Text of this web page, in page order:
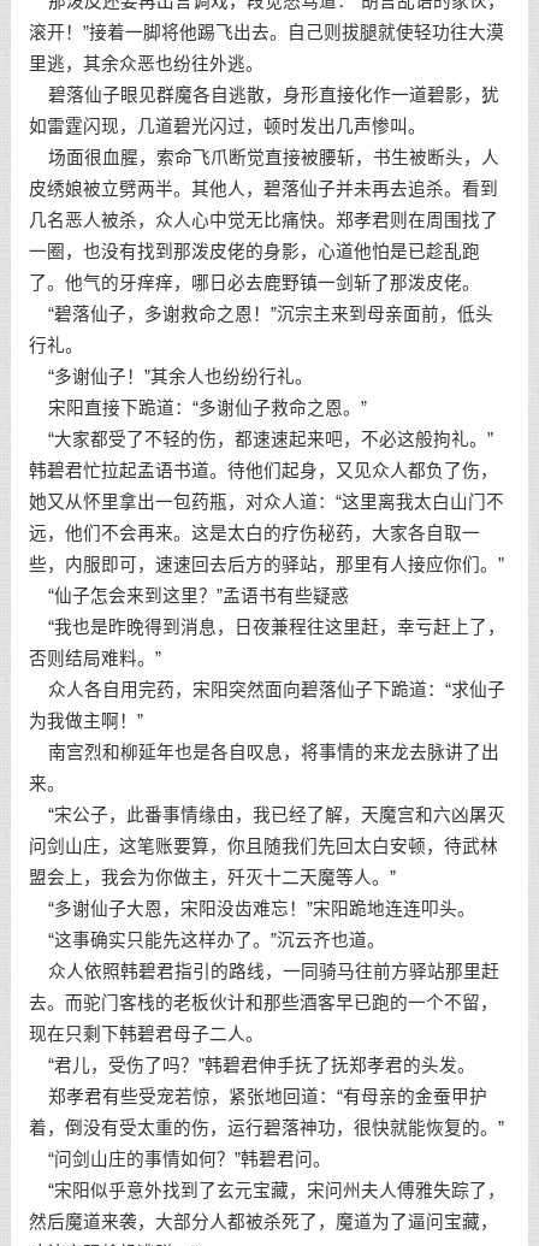
滚开！”接着一脚将他踢飞出去。自己则拔腿就使轻功往大漠
里逃，其余众恶也纷往外逃。
碧落仙子眼见群魔各自逃散，身形直接化作一道碧影，犹
如雷霆闪现，几道碧光闪过，顿时发出几声惨叫。
场面很血腥，索命飞爪断觉直接被腰斩，书生被断头，人
皮绣娘被立劈两半。其他人，碧落仙子并未再去追杀。看到
几名恶人被杀，众人心中觉无比痛快。郑孝君则在周围找了
一圈，也没有找到那泼皮佬的身影，心道他怕是已趁乱跑
了。他气的牙痒痒，哪日必去鹿野镇一剑斩了那泼皮佬。
“碧落仙子，多谢救命之恩！”沉宗主来到母亲面前，低头
行礼。
“多谢仙子！”其余人也纷纷行礼。
宋阳直接下跪道：“多谢仙子救命之恩。”
“大家都受了不轻的伤，都速速起来吧，不必这般拘礼。”
韩碧君忙拉起孟语书道。待他们起身，又见众人都负了伤，
她又从怀里拿出一包药瓶，对众人道：“这里离我太白山门不
远，他们不会再来。这是太白的疗伤秘药，大家各自取一
些，内服即可，速速回去后方的驿站，那里有人接应你们。”
“仙子怎会来到这里？”孟语书有些疑惑
“我也是昨晚得到消息，日夜兼程往这里赶，幸亏赶上了，
否则结局难料。”
众人各自用完药，宋阳突然面向碧落仙子下跪道：“求仙子
为我做主啊！”
南宫烈和柳延年也是各自叹息，将事情的来龙去脉讲了出
来。
“宋公子，此番事情缘由，我已经了解，天魔宫和六凶屠灭
问剑山庄，这笔账要算，你且随我们先回太白安顿，待武林
盟会上，我会为你做主，歼灭十二天魔等人。”
“多谢仙子大恩，宋阳没齿难忘！”宋阳跪地连连叩头。
“这事确实只能先这样办了。”沉云齐也道。
众人依照韩碧君指引的路线，一同骑马往前方驿站那里赶
去。而驼门客栈的老板伙计和那些酒客早已跑的一个不留，
现在只剩下韩碧君母子二人。
“君儿，受伤了吗？”韩碧君伸手抚了抚郑孝君的头发。
郑孝君有些受宠若惊，紧张地回道：“有母亲的金蚕甲护
着，倒没有受太重的伤，运行碧落神功，很快就能恢复的。”
“问剑山庄的事情如何？”韩碧君问。
“宋阳似乎意外找到了玄元宝藏，宋问州夫人傅雅失踪了，
然后魔道来袭，大部分人都被杀死了，魔道为了逼问宝藏，